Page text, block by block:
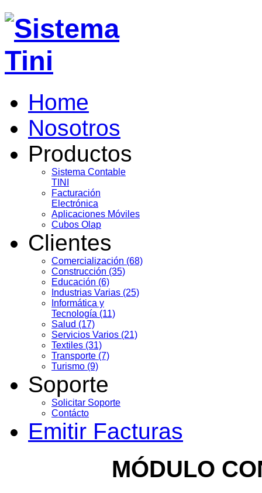
Home
Nosotros
Productos
Sistema Contable
TINI
Facturación
Electrónica
Aplicaciones Móviles
Cubos Olap
Clientes
Comercialización (68)
Construcción (35)
Educación (6)
Industrias Varias (25)
Informática y
Tecnología (11)
Salud (17)
Servicios Varios (21)
Textiles (31)
Transporte (7)
Turismo (9)
Soporte
Solicitar Soporte
Contácto
Emitir Facturas
MÓDULO